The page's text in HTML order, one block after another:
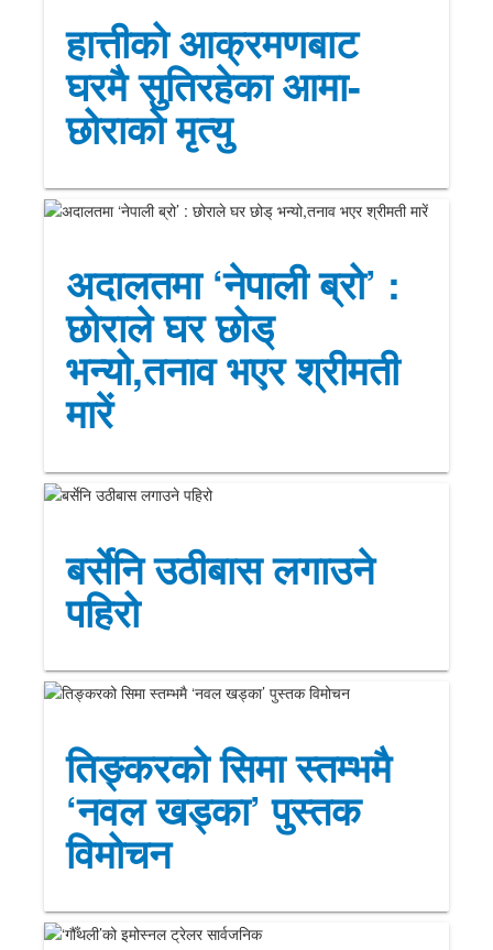
हात्तीको आक्रमणबाट
घरमै सुतिरहेका आमा-
छोराको मृत्यु
अदालतमा ‘नेपाली ब्रो’ :
छोराले घर छोड्
भन्यो,तनाव भएर श्रीमती
मारें
बर्सेनि उठीबास लगाउने
पहिरो
तिङ्करको सिमा स्तम्भमै
‘नवल खड्का’ पुस्तक
विमोचन